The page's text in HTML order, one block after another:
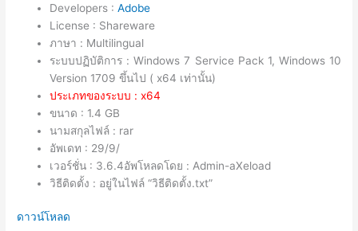
Developers :Adobe
License : Shareware
ภาษา : Multilingual
ระบบปฏิบัติการ : Windows 7 Service Pack 1, Windows 10
Version 1709 ขึ้นไป ( x64 เท่านั้น)
ประเภทของระบบ : x64
ขนาด : 1.4 GB
นามสกุลไฟล์ : rar
อัพเดท : 29/9/
เวอร์ชั่น : 3.6.4อัพโหลดโดย : Admin-aXeload
วิธีติดตั้ง : อยู่ในไฟล์ “วิธีติดตั้ง.txt”
ดาวน์โหลด